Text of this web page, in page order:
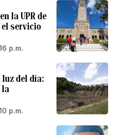
la UPR de
servicio
p.m.
del día:
la
p.m.